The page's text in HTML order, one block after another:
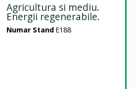
Agricultura si mediu.
Energii regenerabile.
Numar Stand E188